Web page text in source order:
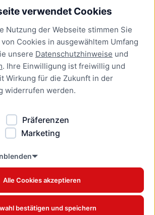
verwendet Cookies
Nutzung der Webseite stimmen Sie
Cookies in ausgewähltem Umfang
unsere Datenschutzhinweise und
. Ihre Einwilligung ist freiwillig und
Wirkung für die Zukunft in der
widerrufen werden.
Präferenzen
Marketing
Alle Cookies akzeptieren
bestätigen und speichern